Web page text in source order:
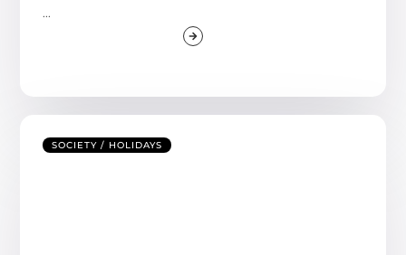
...
SOCIETY / HOLIDAYS